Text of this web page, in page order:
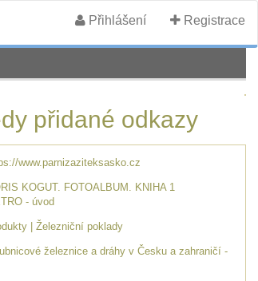
Přihlášení Registrace
přidané odkazy
www.parnizaziteksasko.cz
KOGUT. FOTOALBUM. KNIHA 1
- úvod
| Železniční poklady
železnice a dráhy v Česku a zahraničí -